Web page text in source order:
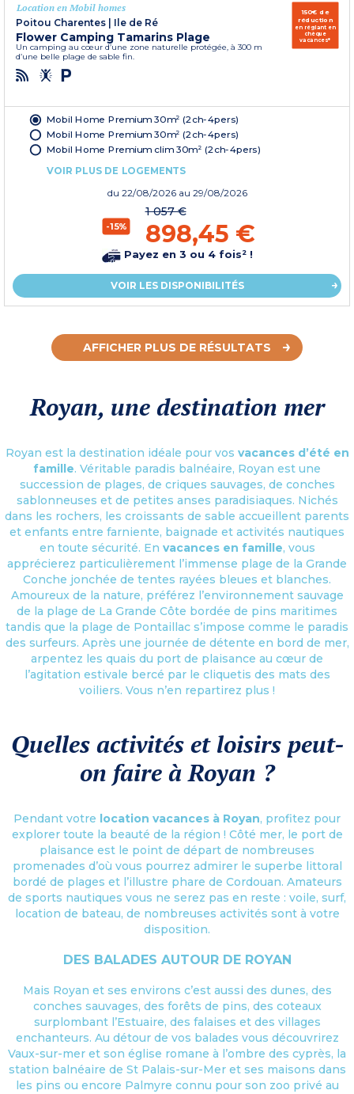
Location en Mobil homes
Poitou Charentes | Ile de Ré
Flower Camping Tamarins Plage
Un camping au cœur d’une zone naturelle protégée, à 300 m
d’une belle plage de sable fin.
150€ de
réduction
en réglant en
chèque
vacances*
Mobil Home Premium 30m² (2ch-4pers)
Mobil Home Premium 30m² (2ch-4pers)
Mobil Home Premium clim 30m² (2ch-4pers)
VOIR PLUS DE LOGEMENTS
du 22/08/2026 au 29/08/2026
-15%
1 057 €
898,45 €
Payez en 3 ou 4 fois² !
VOIR LES DISPONIBILITÉS
AFFICHER PLUS DE RÉSULTATS
Royan, une destination mer
Royan est la destination idéale pour vos vacances d’été en
famille. Véritable paradis balnéaire, Royan est une
succession de plages, de criques sauvages, de conches
sablonneuses et de petites anses paradisiaques. Nichés
dans les rochers, les croissants de sable accueillent parents
et enfants entre farniente, baignade et activités nautiques
en toute sécurité. En vacances en famille, vous
apprécierez particulièrement l’immense plage de la Grande
Conche jonchée de tentes rayées bleues et blanches.
Amoureux de la nature, préférez l’environnement sauvage
de la plage de La Grande Côte bordée de pins maritimes
tandis que la plage de Pontaillac s’impose comme le paradis
des surfeurs. Après une journée de détente en bord de mer,
arpentez les quais du port de plaisance au cœur de
l’agitation estivale bercé par le cliquetis des mats des
voiliers. Vous n’en repartirez plus !
Quelles activités et loisirs peut-
on faire à Royan ?
Pendant votre location vacances à Royan, profitez pour
explorer toute la beauté de la région ! Côté mer, le port de
plaisance est le point de départ de nombreuses
promenades d’où vous pourrez admirer le superbe littoral
bordé de plages et l’illustre phare de Cordouan. Amateurs
de sports nautiques vous ne serez pas en reste : voile, surf,
location de bateau, de nombreuses activités sont à votre
disposition.
DES BALADES AUTOUR DE ROYAN
Mais Royan et ses environs c’est aussi des dunes, des
conches sauvages, des forêts de pins, des coteaux
surplombant l’Estuaire, des falaises et des villages
enchanteurs. Au détour de vos balades vous découvrirez
Vaux-sur-mer et son église romane à l’ombre des cyprès, la
station balnéaire de St Palais-sur-Mer et ses maisons dans
les pins ou encore Palmyre connu pour son zoo privé au